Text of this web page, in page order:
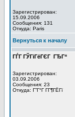
Зарегистрирован:
15.09.2006
Сообщения: 131
Откуда: Paris
Вернуться к началу
ГЃГ ГЎГіГёГЄГ ГЂГ“
Зарегистрирован:
03.09.2006
Сообщения: 23
Откуда: Г”Г°Г Г­Г¶ГЁГї